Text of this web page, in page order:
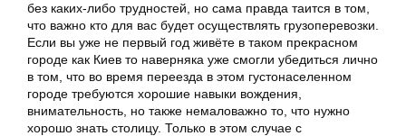
без каких-либо трудностей, но сама правда таится в том,
что важно кто для вас будет осуществлять грузоперевозки.
Если вы уже не первый год живёте в таком прекрасном
городе как Киев то наверняка уже смогли убедиться лично
в том, что во время переезда в этом густонаселенном
городе требуются хорошие навыки вождения,
внимательность, но также немаловажно то, что нужно
хорошо знать столицу. Только в этом случае с